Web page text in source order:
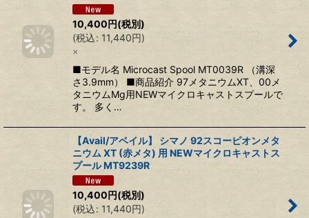
10,400円(税別)
(税込: 11,440円)
×
■モデル名 Microcast Spool MT0039R （溝深
さ3.9mm） ■商品紹介 97メタニウムXT、00メ
タニウムMg用NEWマイクロキャストスプールで
す。 多く…
【Avail/アベイル】 シマノ 92スコーピオンメタ
ニウム XT (赤メタ) 用 NEWマイクロキャストス
プール MT9239R
10,400円(税別)
(税込: 11,440円)